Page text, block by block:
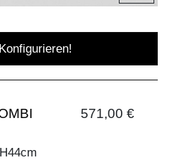
571,00 €